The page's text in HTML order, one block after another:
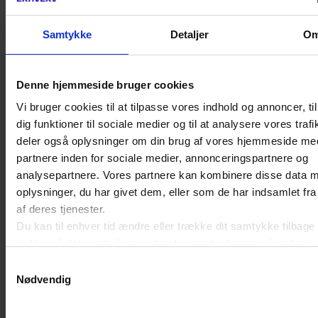
Samtykke Detaljer
Denne hjemmeside bruger cookies
Vi bruger cookies til at tilpasse vores indhold og annoncer,
dig funktioner til sociale medier og til at analysere vores
deler også oplysninger om din brug af vores hjemmeside
partnere inden for sociale medier, annonceringspartnere og
analysepartnere. Vores partnere kan kombinere disse data
oplysninger, du har givet dem, eller som de har indsamlet
af deres tjenester.
Du kan til enhver tid ændre eller trække dit samtykke tilbage
Nødvendig
ved udmåling ikke skulle medregnes
fleksløntilskud fra kommunen.
Landsretten fandt dog, at godtgørelsen i det
konkrete tilfælde skulle fastsættes
skønsmæssigt, da butiksassistentens løn uden
fleksløntilskuddet var så lav, at godtgørelsen ikke
ville leve op til det EU-retlige effektivitetsprincip.
Godtgørelsen blev på den på den baggrund
Byretten var kommet til samme resultat.